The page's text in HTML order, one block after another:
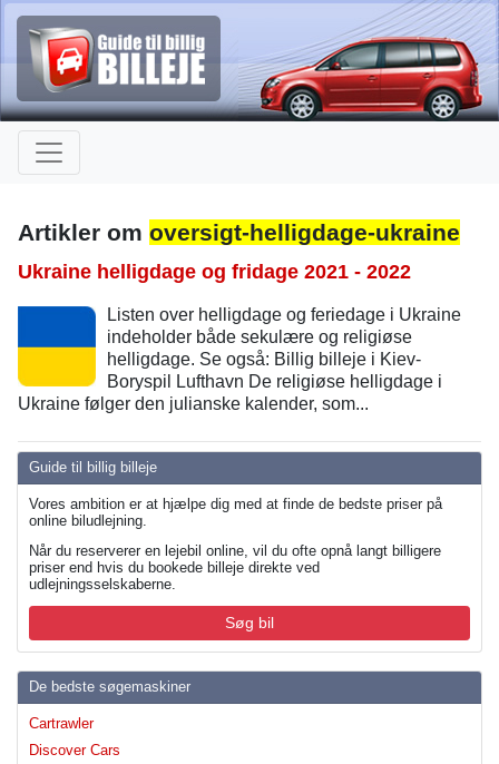
Guide til billig billeje
Vores ambition er at hjælpe dig med at finde de bedste priser på
online biludlejning.
Når du reserverer en lejebil online, vil du ofte opnå langt billigere
priser end hvis du bookede billeje direkte ved
udlejningsselskaberne.
Søg bil
De bedste søgemaskiner
Cartrawler
Discover Cars
Artikler om oversigt-helligdage-ukraine
Ukraine helligdage og fridage 2021 - 2022
Listen over helligdage og feriedage i Ukraine
indeholder både sekulære og religiøse
helligdage. Se også: Billig billeje i Kiev-
Boryspil Lufthavn De religiøse helligdage i
Ukraine følger den julianske kalender, som...